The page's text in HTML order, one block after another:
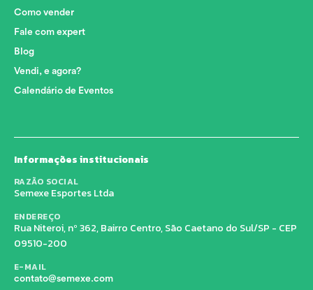
Como vender
Fale com expert
Blog
Vendi, e agora?
Calendário de Eventos
Informações institucionais
RAZÃO SOCIAL
Semexe Esportes Ltda
ENDEREÇO
Rua Niteroi, nº 362, Bairro Centro, São Caetano do Sul/SP - CEP
09510-200
E-MAIL
contato@semexe.com